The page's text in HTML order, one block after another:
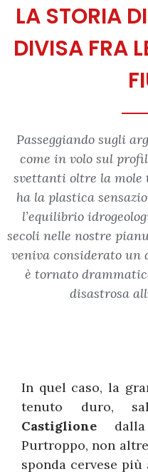
LA STORIA
DIVISA FRA
Passeggiando sugli
come in volo sul
svettanti oltre la mole
ha la plastica
l’equilibrio
secoli nelle nostre
veniva considerato un
è tornato
disastrosa
In quel caso, la
tenuto duro,
Castiglione
Purtroppo, non
sponda cervese